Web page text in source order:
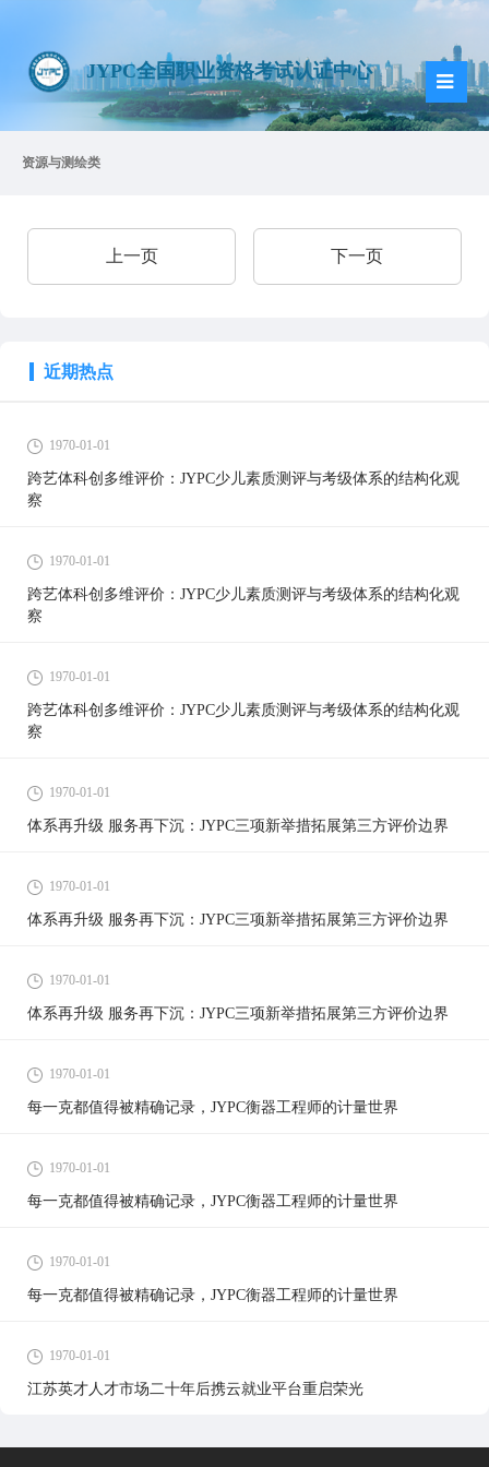
JYPC全国职业资格考试认证中心
资源与测绘类
上一页 下一页
近期热点
1970-01-01
跨艺体科创多维评价：JYPC少儿素质测评与考级体系的结构化观
察
1970-01-01
跨艺体科创多维评价：JYPC少儿素质测评与考级体系的结构化观
察
1970-01-01
跨艺体科创多维评价：JYPC少儿素质测评与考级体系的结构化观
察
1970-01-01
体系再升级 服务再下沉：JYPC三项新举措拓展第三方评价边界
1970-01-01
体系再升级 服务再下沉：JYPC三项新举措拓展第三方评价边界
1970-01-01
体系再升级 服务再下沉：JYPC三项新举措拓展第三方评价边界
1970-01-01
每一克都值得被精确记录，JYPC衡器工程师的计量世界
1970-01-01
每一克都值得被精确记录，JYPC衡器工程师的计量世界
1970-01-01
每一克都值得被精确记录，JYPC衡器工程师的计量世界
1970-01-01
江苏英才人才市场二十年后携云就业平台重启荣光